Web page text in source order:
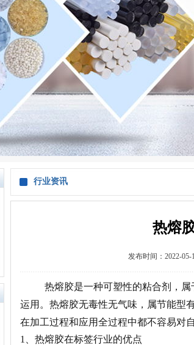
行业资讯
热熔
发布时间：
热熔胶是一种可塑性的粘合剂，
运用。热熔胶无毒性无气味，属节能型
在加工过程和应用全过程中都不容易对
1、热熔胶在标签行业的优点